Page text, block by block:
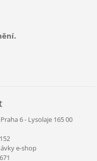
Praha 6 - Lysolaje 165 00
e-shop